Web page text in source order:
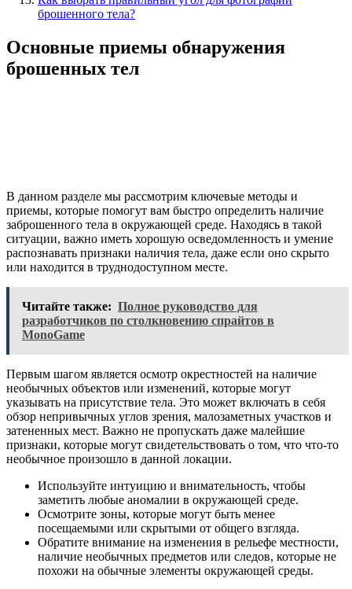
брошенного тела?
Основные приемы обнаружения
брошенных тел
В данном разделе мы рассмотрим ключевые методы и
приемы, которые помогут вам быстро определить наличие
заброшенного тела в окружающей среде. Находясь в такой
ситуации, важно иметь хорошую осведомленность и умение
распознавать признаки наличия тела, даже если оно скрыто
или находится в труднодоступном месте.
Читайте также: Полное руководство для
разработчиков по столкновению спрайтов в
MonoGame
Первым шагом является осмотр окрестностей на наличие
необычных объектов или изменений, которые могут
указывать на присутствие тела. Это может включать в себя
обзор непривычных углов зрения, малозаметных участков и
затененных мест. Важно не пропускать даже малейшие
признаки, которые могут свидетельствовать о том, что что-то
необычное произошло в данной локации.
Используйте интуицию и внимательность, чтобы
заметить любые аномалии в окружающей среде.
Осмотрите зоны, которые могут быть менее
посещаемыми или скрытыми от общего взгляда.
Обратите внимание на изменения в рельефе местности,
наличие необычных предметов или следов, которые не
похожи на обычные элементы окружающей среды.